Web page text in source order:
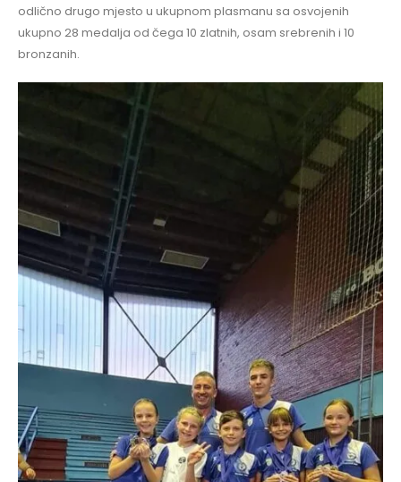
odlično drugo mjesto u ukupnom plasmanu sa osvojenih
ukupno 28 medalja od čega 10 zlatnih, osam srebrenih i 10
bronzanih.